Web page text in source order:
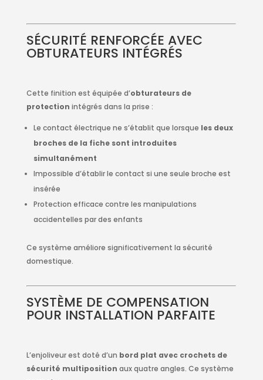
SÉCURITÉ RENFORCÉE AVEC
OBTURATEURS INTÉGRÉS
Cette finition est équipée d’obturateurs de
protection intégrés dans la prise :
Le contact électrique ne s’établit que lorsque les deux
broches de la fiche sont introduites
simultanément
Impossible d’établir le contact si une seule broche est
insérée
Protection efficace contre les manipulations
accidentelles par des enfants
Ce système améliore significativement la sécurité
domestique.
SYSTÈME DE COMPENSATION
POUR INSTALLATION PARFAITE
L’enjoliveur est doté d’un bord plat avec crochets de
sécurité multiposition aux quatre angles. Ce système